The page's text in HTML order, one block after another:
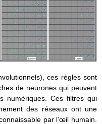
ces règles sont
de neurones qui peuvent
numériques. Ces filtres qui
des réseaux ont une
par l’œil humain.